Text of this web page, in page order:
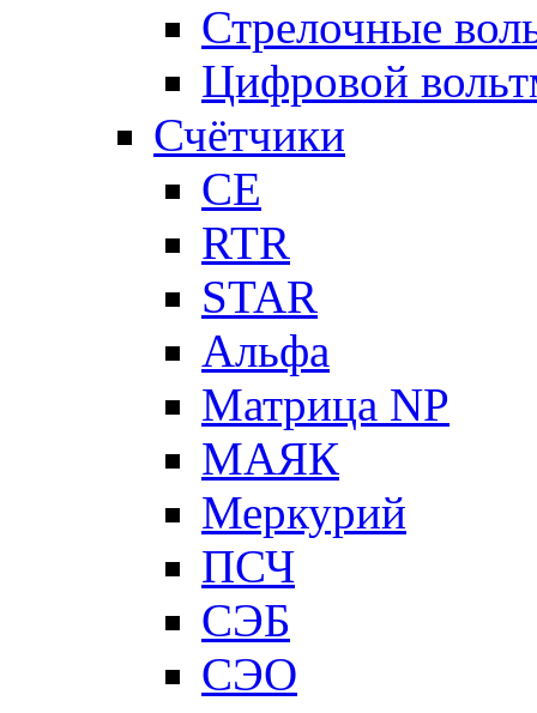
Стрелочные
Цифровой
Счётчики
CE
RTR
STAR
Альфа
Матрица NP
МАЯК
Меркурий
ПСЧ
СЭБ
СЭО